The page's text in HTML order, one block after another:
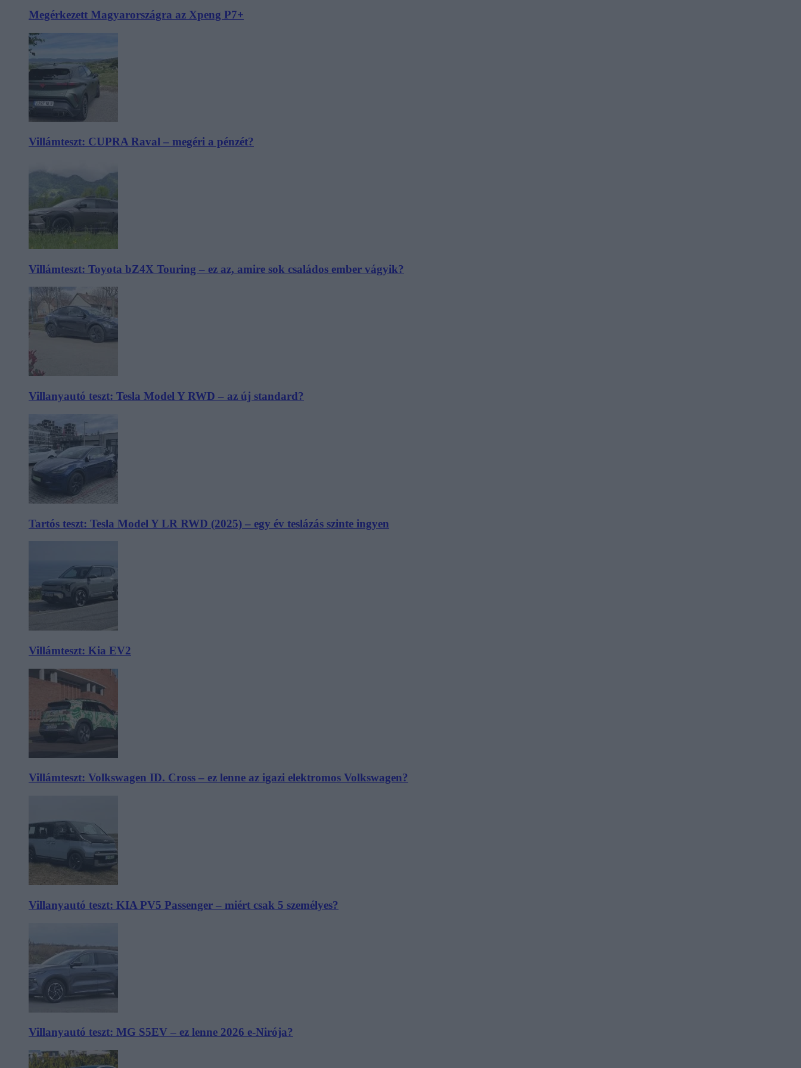
Megérkezett Magyarországra az Xpeng P7+
Villámteszt: CUPRA Raval – megéri a pénzét?
Villámteszt: Toyota bZ4X Touring – ez az, amire sok családos ember vágyik?
Villanyautó teszt: Tesla Model Y RWD – az új standard?
Tartós teszt: Tesla Model Y LR RWD (2025) – egy év teslázás szinte ingyen
Villámteszt: Kia EV2
Villámteszt: Volkswagen ID. Cross – ez lenne az igazi elektromos Volkswagen?
Villanyautó teszt: KIA PV5 Passenger – miért csak 5 személyes?
Villanyautó teszt: MG S5EV – ez lenne 2026 e-Nirója?